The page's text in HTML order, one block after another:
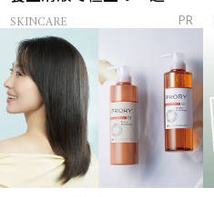
感ハリ肌」へ
SKINCARE PR